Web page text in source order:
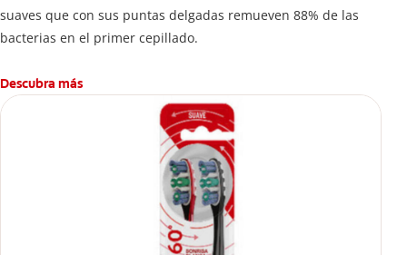
suaves que con sus puntas delgadas remueven 88% de las
bacterias en el primer cepillado.
Descubra más